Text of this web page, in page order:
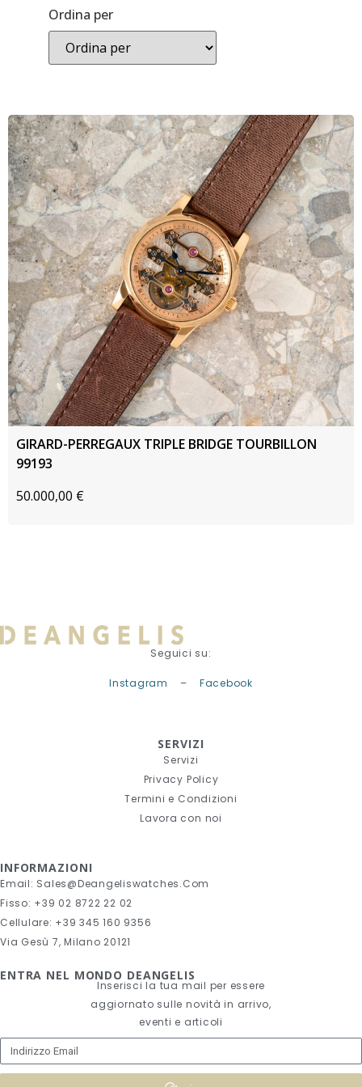
Ordina per
GIRARD-PERREGAUX TRIPLE BRIDGE TOURBILLON
99193
50.000,00 €
Seguici su:
Instagram – Facebook
SERVIZI
Servizi
Privacy Policy
Termini e Condizioni
Lavora con noi
INFORMAZIONI
Email: Sales@deangeliswatches.com
Fisso: +39 02 8722 22 02
Cellulare: +39 345 160 9356
Via Gesù 7, Milano 20121
ENTRA NEL MONDO DEANGELIS
Inserisci la tua mail per essere
aggiornato sulle novità in arrivo,
eventi e articoli